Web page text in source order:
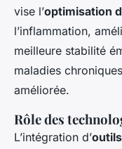
vise l’optimisation
l’inflammation,
meilleure stabilité
maladies
améliorée.
Rôle des
L’intégration d’